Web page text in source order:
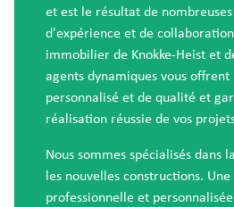
et est le résultat de
d'expérience et de
immobilier de Knokke-Heist et
agents dynamiques vous offrent
personnalisé et de qualité et
réalisation réussie de vos
Nous sommes spécialisés dans
les nouvelles constructions.
professionnelle et